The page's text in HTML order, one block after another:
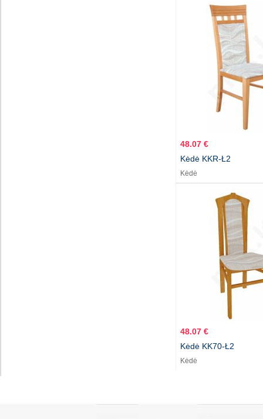
48.07 €
Kėdė KKR-Ł2
Kėdė
48.07 €
Kėdė KK70-Ł2
Kėdė